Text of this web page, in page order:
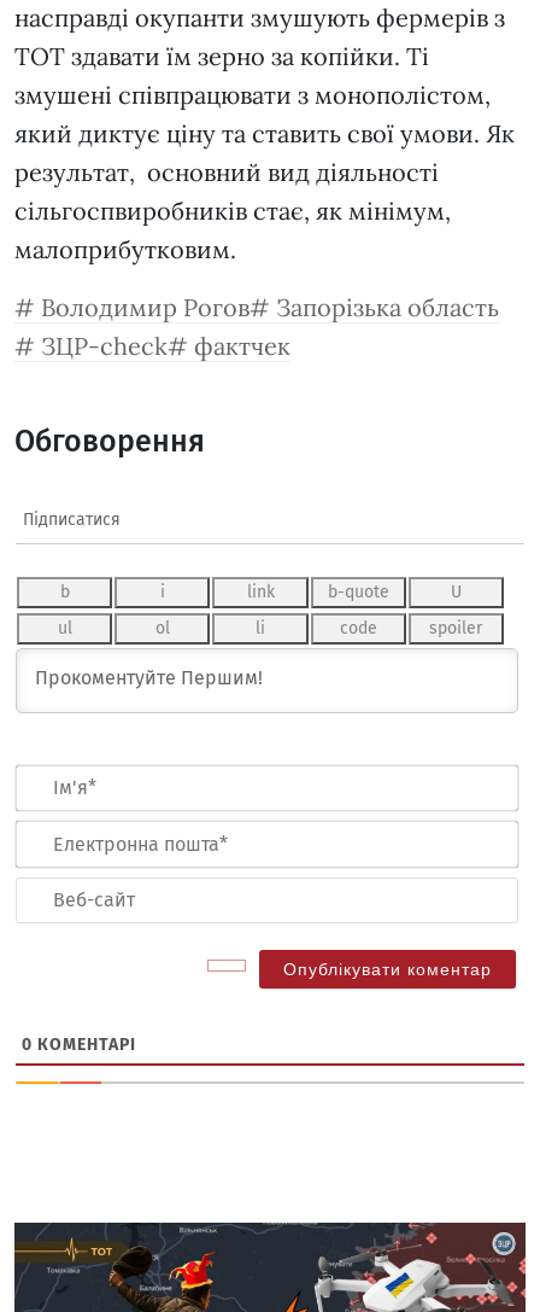
насправді окупанти змушують фермерів з
ТОТ здавати їм зерно за копійки. Ті
змушені співпрацювати з монополістом,
який диктує ціну та ставить свої умови. Як
результат, основний вид діяльності
сільгоспвиробників стає, як мінімум,
малоприбутковим.
Володимир Рогов
Запорізька область
ЗЦР-check
фактчек
Обговорення
Підписатися
0 КОМЕНТАРІ